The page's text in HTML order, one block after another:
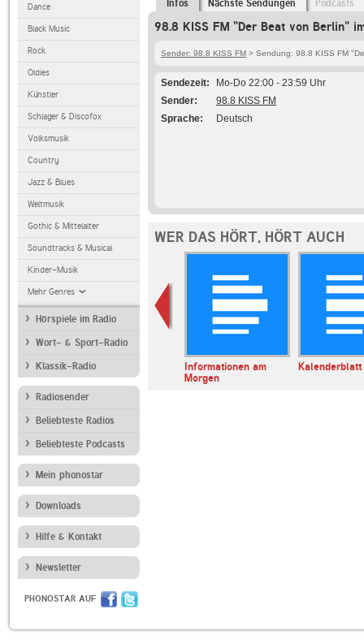
Dance
Black Music
Rock
Oldies
Künstler
Schlager & Discofox
Volksmusik
Country
Jazz & Blues
Weltmusik
Gothic & Mittelalter
Soundtracks & Musical
Kinder-Musik
Mehr Genres
Hörspiele im Radio
Wort- & Sport-Radio
Klassik-Radio
Radiosender
Beliebteste Radios
Beliebteste Podcasts
Mein phonostar
Downloads
Hilfe & Kontakt
Newsletter
PHONOSTAR AUF
Infos Nächste Sendungen Podcasts
98.8 KISS FM "Der Beat von Berlin"
Sender: 98.8 KISS FM > Sendung: 98.8 KISS FM
Sendezeit
Mo-Do 22:00 - 23:59 Uhr
Sender
98.8 KISS FM
Sprache
Deutsch
WER DAS HÖRT, HÖRT AUCH
ARD Radiofestival:
Jazz
Informationen am
Morgen
Kalenderblatt